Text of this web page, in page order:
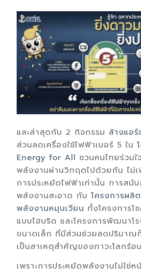
และล่าสุดกับ 2 กิจกรรม ล้างแอ
ส่วนลดเครื่องใช้ไฟฟ้าเบอร์ 5 ใน
Energy for All ชวนคนไทยร่วม
พลังงานผ่านวิกฤตไปด้วยกัน ไม่
การประหยัดไฟฟ้าเท่านั้น การสนั
พลังงานสะอาด กับ โครงการผลิ
พลังงานหมุนเวียน ทั้งโครงการโ
แบบไฮบริด และโครงการพัฒนาโ
ขนาดเล็ก ที่มีส่วนช่วยลดปริมาณ
เป็นสาเหตุสำคัญของภาวะโลกร้อน
เพราะการประหยัดพลังงานไม่ใช่ห